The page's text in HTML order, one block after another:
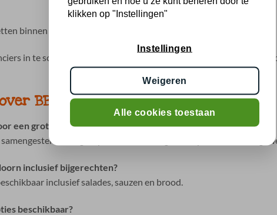
binnen één bestelling
in te schakelen en kunt u alle gasten een passende maaltijd
BBQ Apeldoorn
een grote groep?
voor groepen en eenvoudig aan te passen aan het
inclusief bijgerechten?
inclusief salades, sauzen en brood.
beschikbaar?
klikken op "Instellingen"
Instellingen
Weigeren
Alle cookies toestaan